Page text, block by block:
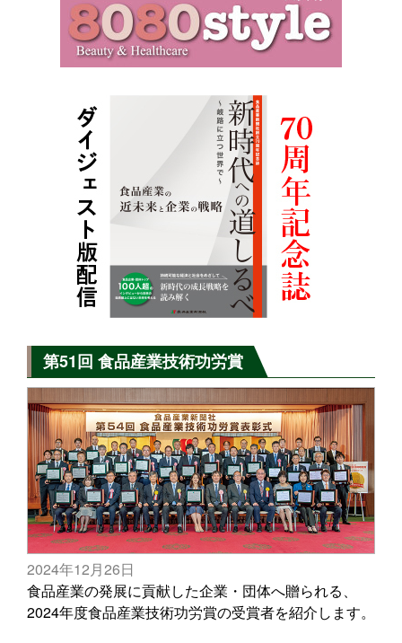
第51回 食品産業技術功労賞
2024年12月26日
食品産業の発展に貢献した企業・団体へ贈られる、
2024年度食品産業技術功労賞の受賞者を紹介します。